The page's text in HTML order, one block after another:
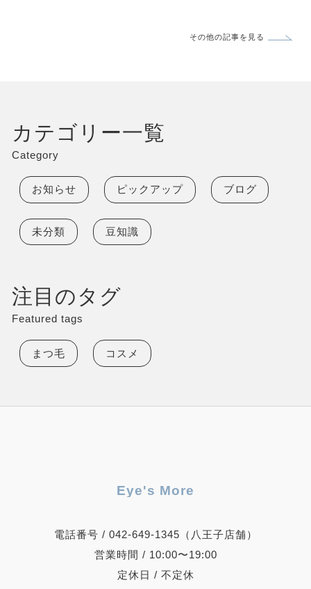
れる方で多いのが、 ・昔、
毛が生えてこなくなり、左右
の形が違い過ぎてしまったの
で修正出来ますか？という方
が多いです。。。結論から申
しますと、育毛効果のある美
容液を生やしたい部分に毎日
塗ると２〜３週間以降から復
す。足りない部分を補うには
毎日メイクをすることになる
と思います。その場合にメイ
クに自信がない方が意識する
ことは ・理想の形に近づけ
る為に左右のバランスを揃え
ること。 ・自分に合ったメ
その他の記事を見る
カテゴリー一覧
Category
お知らせ ピックアップ ブログ
未分類 豆知識
注目のタグ
Featured tags
まつ毛 コスメ
Eye's More
電話番号 / 042-649-1345（八王子店舗）
営業時間 / 10:00〜19:00
定休日 / 不定休